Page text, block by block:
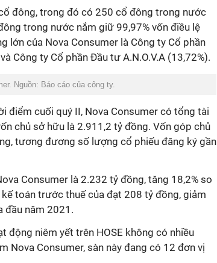
đông, trong đó có 250 cổ đông trong nước
trong nước nắm giữ 99,97% vốn điều lệ
lớn của Nova Consumer là Công ty Cổ phần
Công ty Cổ phần Đầu tư A.N.O.V.A (13,72%).
Nguồn: Báo cáo của công ty.
điểm cuối quý II, Nova Consumer có tổng tài
chủ sở hữu là 2.911,2 tỷ đồng. Vốn góp chủ
tương đương số lượng cổ phiếu đăng ký gần
Consumer là 2.232 tỷ đồng, tăng 18,2% so
toán trước thuế của đạt 208 tỷ đồng, giảm
đầu năm 2021.
động niêm yết trên HOSE không có nhiều
Nova Consumer, sàn này đang có 12 đơn vị